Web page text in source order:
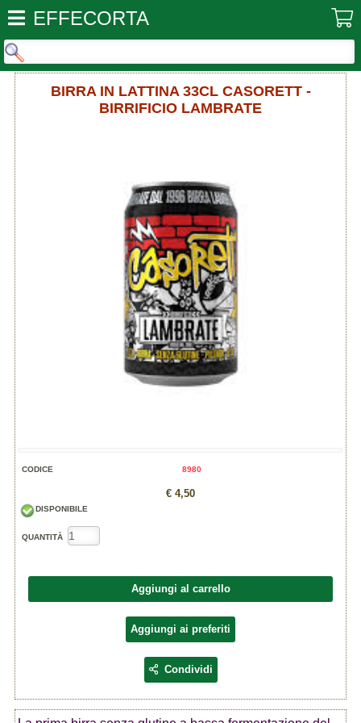
EFFECORTA
BIRRA IN LATTINA 33CL CASORETT -
BIRRIFICIO LAMBRATE
CODICE 8980
€ 4,50
DISPONIBILE
QUANTITÀ
Aggiungi al carrello
Aggiungi ai preferiti
Condividi